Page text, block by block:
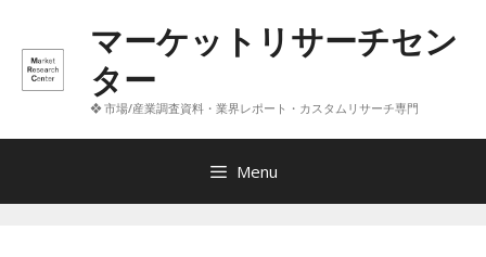
へ
マーケットリサーチセン
ター
❖ 市場/産業調査資料・業界レポート・カスタムリサーチ専門
Menu